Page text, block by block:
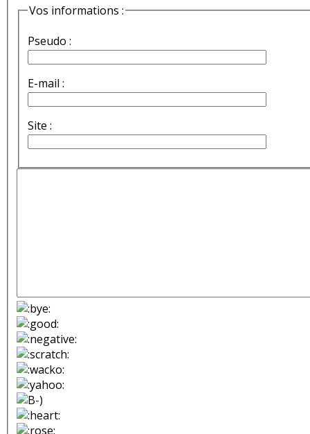
Vos informations :
Pseudo :
E-mail :
Site :